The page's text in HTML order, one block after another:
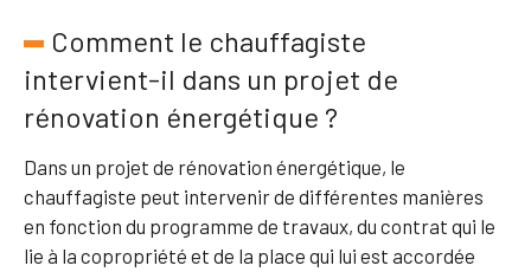
Comment le chauffagiste
intervient-il dans un projet de
rénovation énergétique ?
Dans un projet de rénovation énergétique, le
chauffagiste peut intervenir de différentes manières
en fonction du programme de travaux, du contrat qui le
lie à la copropriété et de la place qui lui est accordée